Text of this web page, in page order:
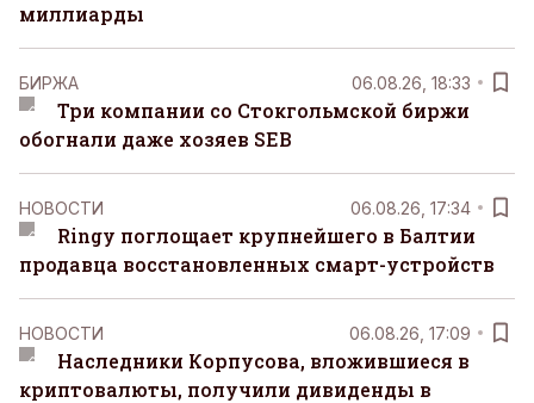
миллиарды
БИРЖА 06.08.26, 18:33
Три компании со Стокгольмской биржи
обогнали даже хозяев SEB
НОВОСТИ 06.08.26, 17:34
Ringy поглощает крупнейшего в Балтии
продавца восстановленных смарт-устройств
НОВОСТИ 06.08.26, 17:09
Наследники Корпусова, вложившиеся в
криптовалюты, получили дивиденды в